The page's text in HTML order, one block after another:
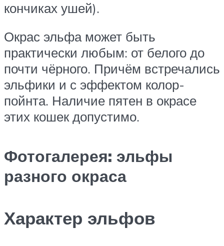
кончиках ушей).
Окрас эльфа может быть
практически любым: от белого до
почти чёрного. Причём встречались
эльфики и с эффектом колор-
пойнта. Наличие пятен в окрасе
этих кошек допустимо.
Фотогалерея: эльфы
разного окраса
Характер эльфов